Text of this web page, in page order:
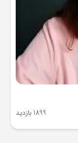
1899 بازدید